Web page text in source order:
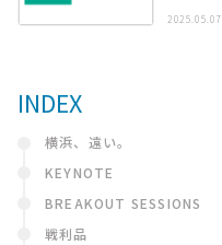
2025.05.07
INDEX
横浜、遠い。
KEYNOTE
BREAKOUT SESSIONS
戦利品